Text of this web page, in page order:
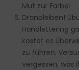
Mut zur Farbe!
Dranbleiben!
Handlettering
kostet es
zu führen.
vergessen, was